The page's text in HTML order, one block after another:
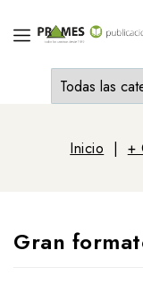
Inicio +
Gran